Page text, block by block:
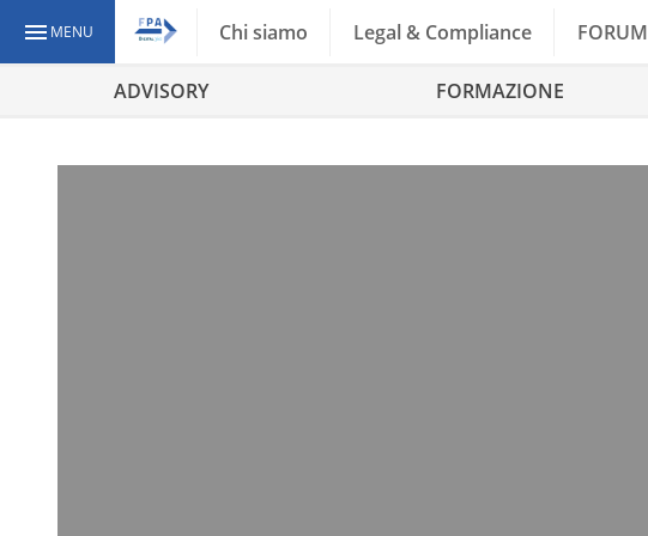
MENU Chi siamo Legal & Compliance
ADVISORY FORMAZIONE